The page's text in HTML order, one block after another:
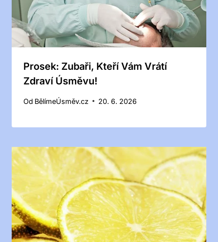
Prosek: Zubaři, Kteří Vám Vrátí
Zdraví Úsměvu!
Od BělímeÚsměv.cz 20. 6. 2026